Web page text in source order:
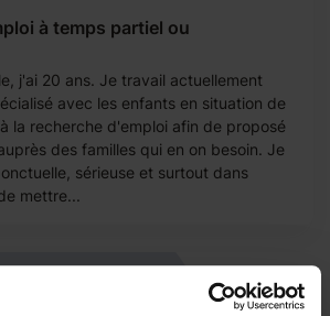
à temps partiel ou
j'ai 20 ans. Je travail actuellement
avec les enfants en situation de
la recherche d'emploi afin de proposé
des familles qui en on besoin. Je
sérieuse et surtout dans
mettre...